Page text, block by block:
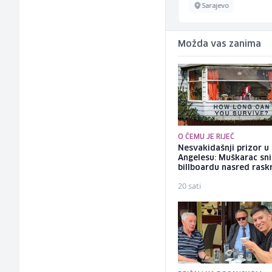
Sarajevo
Možda vas zanima
O ČEMU JE RIJEČ
Nesvakidašnji prizor u
Angelesu: Muškarac
billboardu nasred
20 sati